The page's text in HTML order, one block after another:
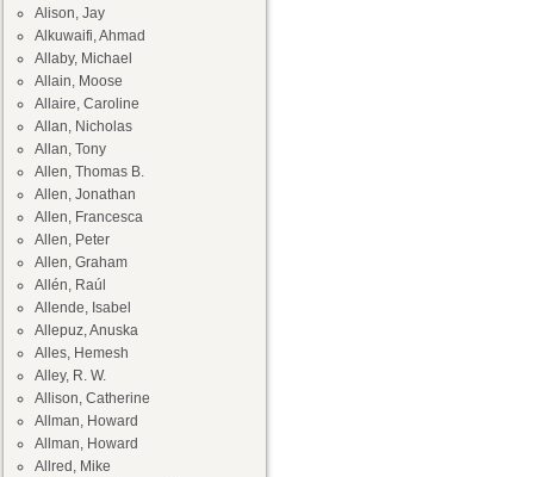
Alison, Jay
Alkuwaifi, Ahmad
Allaby, Michael
Allain, Moose
Allaire, Caroline
Allan, Nicholas
Allan, Tony
Allen, Thomas B.
Allen, Jonathan
Allen, Francesca
Allen, Peter
Allen, Graham
Allén, Raúl
Allende, Isabel
Allepuz, Anuska
Alles, Hemesh
Alley, R. W.
Allison, Catherine
Allman, Howard
Allman, Howard
Allred, Mike